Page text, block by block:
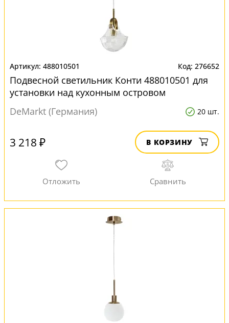
488010501 276652
Подвесной светильник Конти 488010501 для
установки над кухонным островом
DeMarkt (Германия)
20 шт.
3 218 ₽ В КОРЗИНУ